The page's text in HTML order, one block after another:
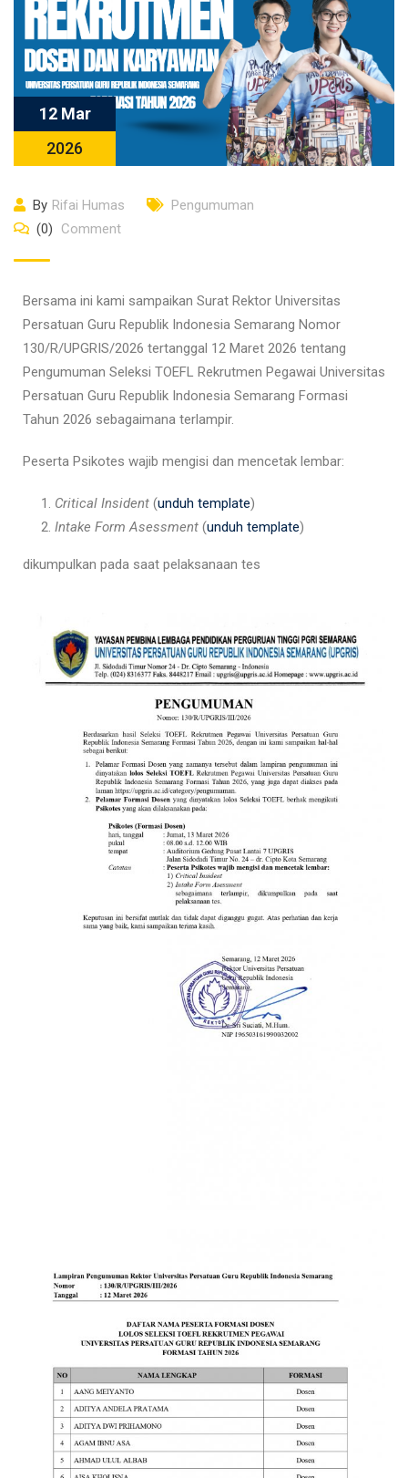
12 Mar
2026
By Rifai Humas
Pengumuman
(0)
Comment
Bersama ini kami sampaikan Surat Rektor Universitas
Persatuan Guru Republik Indonesia Semarang Nomor
130/R/UPGRIS/2026 tertanggal 12 Maret 2026 tentang
Pengumuman Seleksi TOEFL Rekrutmen Pegawai Universitas
Persatuan Guru Republik Indonesia Semarang Formasi
Tahun 2026 sebagaimana terlampir.
Peserta Psikotes wajib mengisi dan mencetak lembar:
Critical Insident (unduh template)
Intake Form Asessment (unduh template)
dikumpulkan pada saat pelaksanaan tes